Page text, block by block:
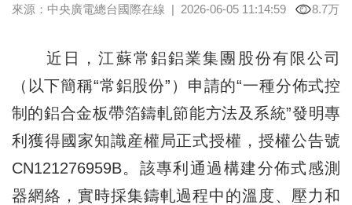
來源：中央廣電總台國際在線 | 2026-06-05 11:14:59 8.7万
近日，江蘇常鋁鋁業集團股份有限公司
（以下簡稱“常鋁股份”）申請的“一種分佈式控
制的鋁合金板帶箔鑄軋節能方法及系統”發明專
利獲得國家知識産權局正式授權，授權公告號
CN121276959B。該專利通過構建分佈式感測
器網絡，實時採集鑄軋過程中的溫度、壓力和